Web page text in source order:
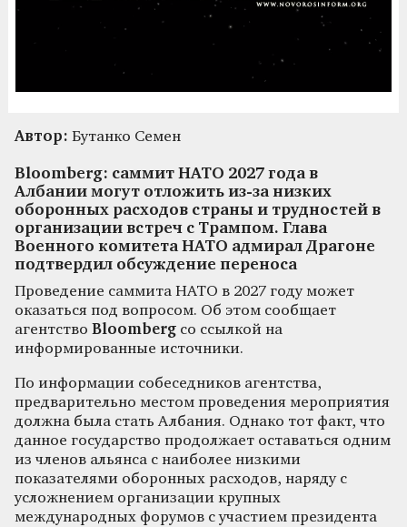
Автор: Бутанко Семен
Bloomberg: саммит НАТО 2027 года в
Албании могут отложить из-за низких
оборонных расходов страны и трудностей в
организации встреч с Трампом. Глава
Военного комитета НАТО адмирал Драгоне
подтвердил обсуждение переноса
Проведение саммита НАТО в 2027 году может
оказаться под вопросом. Об этом сообщает
агентство Bloomberg со ссылкой на
информированные источники.
По информации собеседников агентства,
предварительно местом проведения мероприятия
должна была стать Албания. Однако тот факт, что
данное государство продолжает оставаться одним
из членов альянса с наиболее низкими
показателями оборонных расходов, наряду с
усложнением организации крупных
международных форумов с участием президента